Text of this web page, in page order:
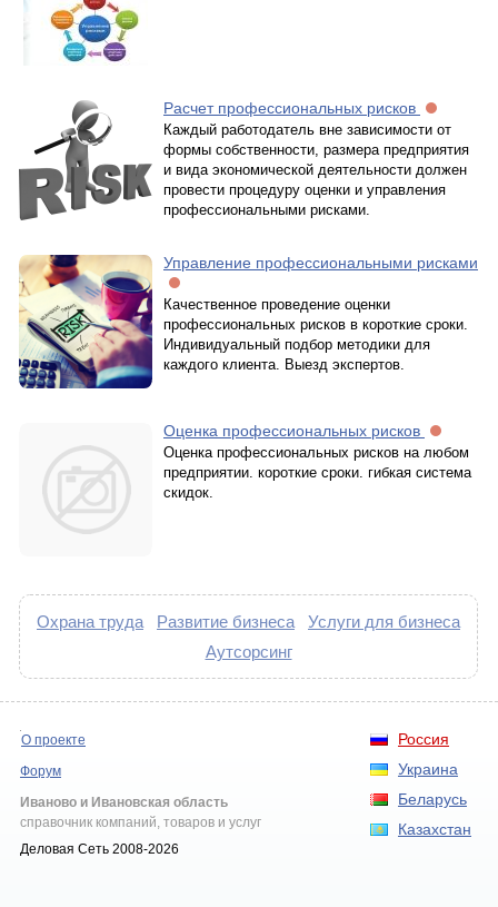
Расчет профессиональных рисков
Каждый работодатель вне зависимости от
формы собственности, размера предприятия
и вида экономической деятельности должен
провести процедуру оценки и управления
профессиональными рисками.
Управление профессиональными рисками
Качественное проведение оценки
профессиональных рисков в короткие сроки.
Индивидуальный подбор методики для
каждого клиента. Выезд экспертов.
Оценка профессиональных рисков
Оценка профессиональных рисков на любом
предприятии. короткие сроки. гибкая система
скидок.
Охрана труда Развитие бизнеса
Услуги для бизнеса
Аутсорсинг
Россия
Украина
Беларусь
Казахстан
О проекте
Форум
Иваново и Ивановская область
справочник компаний, товаров и услуг
Деловая Сеть 2008-2026